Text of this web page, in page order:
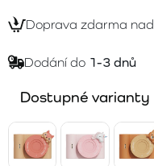
Doprava zdarma nad
Dodání do 1-3 dnů
Dostupné varianty